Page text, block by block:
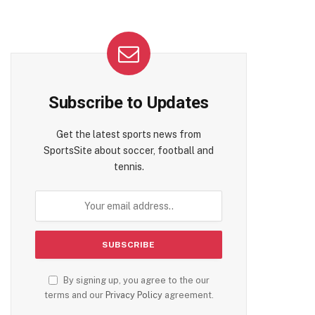
Subscribe to Updates
Get the latest sports news from
SportsSite about soccer, football and
tennis.
By signing up, you agree to the our
terms and our Privacy Policyagreement.